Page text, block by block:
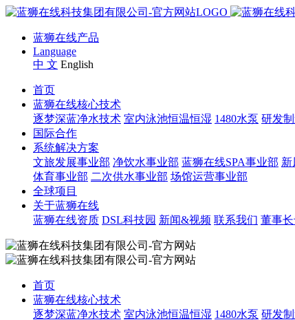
蓝狮在线产品
Language
中 文 English
首页
蓝狮在线核心技术
逐梦深蓝净水技术 室内泳池恒温恒湿 1480水泵 研发
国际合作
系统解决方案
文旅发展事业部 净饮水事业部 蓝狮在线SPA事业部 新
体育事业部 二次供水事业部 场馆运营事业部
全球项目
关于蓝狮在线
蓝狮在线资质 DSL科技园 新闻&视频 联系我们 董事
首页
蓝狮在线核心技术
逐梦深蓝净水技术 室内泳池恒温恒湿 1480水泵 研发